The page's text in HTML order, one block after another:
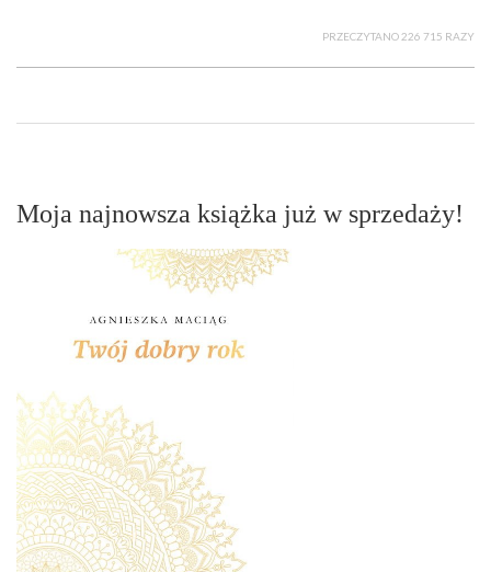
PRZECZYTANO 226 715 RAZY
Moja najnowsza książka już w sprzedaży!